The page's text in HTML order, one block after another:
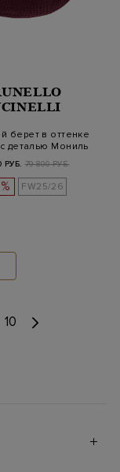
берет в оттенке
с деталью Мониль
РУБ. 79 800 РУБ.
FW25/26
10